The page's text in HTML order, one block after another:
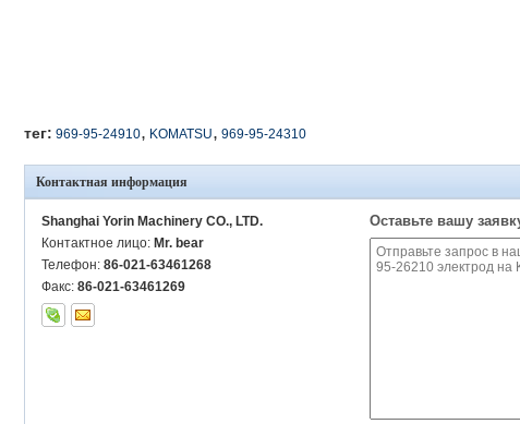
тег: 969-95-24910, KOMATSU, 969-95-24310
Контактная информация
Shanghai Yorin Machinery CO., LTD.
Контактное лицо: Mr. bear
Телефон: 86-021-63461268
Факс: 86-021-63461269
Оставьте вашу